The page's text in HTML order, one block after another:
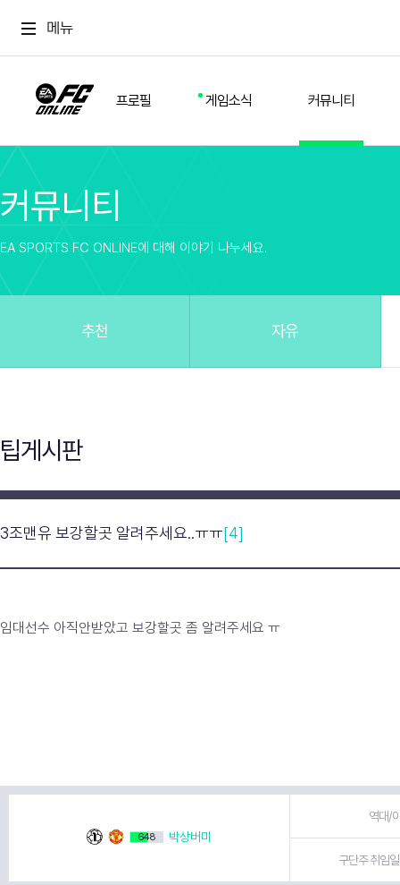
메뉴
프로필 게임소식 커뮤니티
스쿼드
커뮤니티
방명록
업데이트
유저 가이드
게임 플레이 버그 제보
커뮤니티
EA SPORTS FC ONLINE에 대해 이야기 나누세요.
추천 자유
팁게시판
3조맨유 보강할곳 알려주세요..ㅠㅠ[4]
임대선수 아직안받았고 보강할곳 좀 알려주세요 ㅠ
648 박상버미
역대/
구단주 취임일